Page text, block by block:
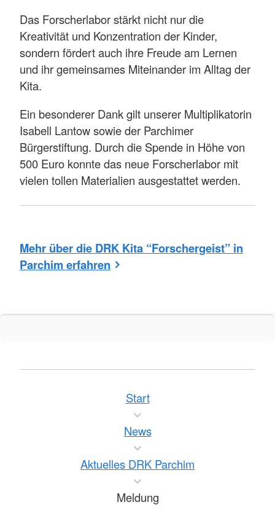
Das Forscherlabor stärkt nicht nur die
Kreativität und Konzentration der Kinder,
sondern fördert auch ihre Freude am Lernen
und ihr gemeinsames Miteinander im Alltag der
Kita.
Ein besonderer Dank gilt unserer Multiplikatorin
Isabell Lantow sowie der Parchimer
Bürgerstiftung. Durch die Spende in Höhe von
500 Euro konnte das neue Forscherlabor mit
vielen tollen Materialien ausgestattet werden.
Mehr über die DRK Kita “Forschergeist” in
Parchim erfahren
Start
News
Aktuelles DRK Parchim
Meldung